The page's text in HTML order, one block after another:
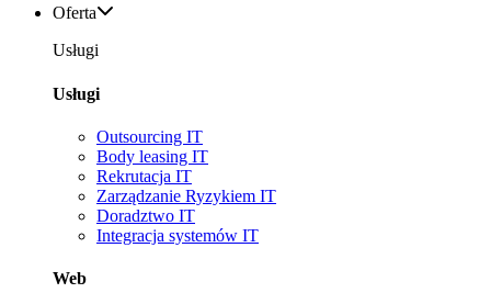
Oferta
Usługi
Usługi
Outsourcing IT
Body leasing IT
Rekrutacja IT
Zarządzanie Ryzykiem IT
Doradztwo IT
Integracja systemów IT
Web